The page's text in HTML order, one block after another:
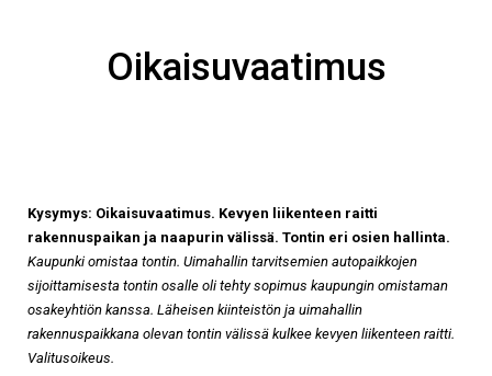
Oikaisuvaatimus
Kysymys: Oikaisuvaatimus. Kevyen liikenteen raitti
rakennuspaikan ja naapurin välissä. Tontin eri osien hallinta.
Kaupunki omistaa tontin. Uimahallin tarvitsemien autopaikkojen
sijoittamisesta tontin osalle oli tehty sopimus kaupungin omistaman
osakeyhtiön kanssa. Läheisen kiinteistön ja uimahallin
rakennuspaikkana olevan tontin välissä kulkee kevyen liikenteen raitti.
Valitusoikeus.